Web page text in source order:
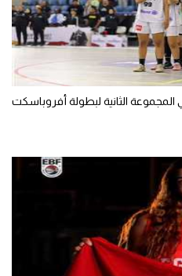
الثانية لبطولة أفروباسكت